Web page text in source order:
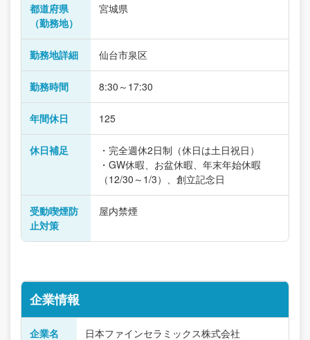
都道府県
（勤務地）
宮城県
勤務地詳細 仙台市泉区
勤務時間 8:30～17:30
年間休日 125
休日補足
・完全週休2日制（休日は土日祝日）
・GW休暇、お盆休暇、年末年始休暇
（12/30～1/3）、創立記念日
受動喫煙防
止対策
屋内禁煙
企業情報
企業名 日本ファインセラミックス株式会社